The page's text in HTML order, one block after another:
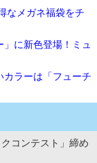
なメガネ福袋をチ
に新色登場！ミュ
カラーは「フューチ
コンテスト」締め